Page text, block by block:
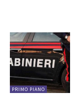
PRIMO PIANO